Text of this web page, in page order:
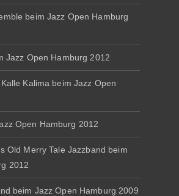
beim Jazz Open Hamburg
Jazz Open Hamburg 2012
Kalima beim Jazz Open
Open Hamburg 2012
Old Merry Tale Jazzband beim
2012
beim Jazz Open Hamburg 2009